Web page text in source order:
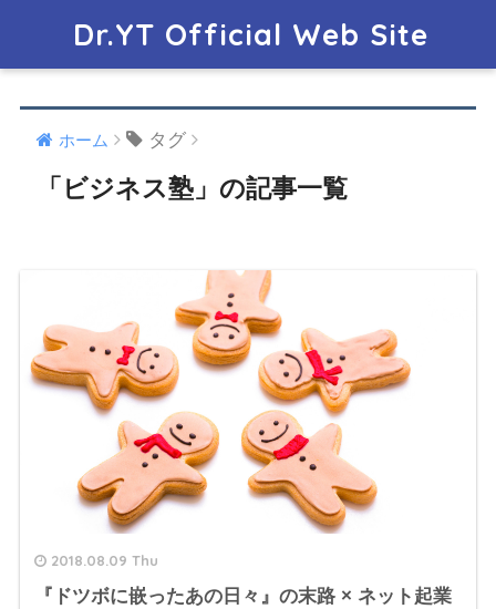
Dr.YT Official Web Site
ホーム タグ
「ビジネス塾」の記事一覧
2018.08.09 Thu
『ドツボに嵌ったあの日々』の末路 × ネット起業